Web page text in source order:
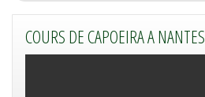
COURS DE CAPOEIRA A NANTES